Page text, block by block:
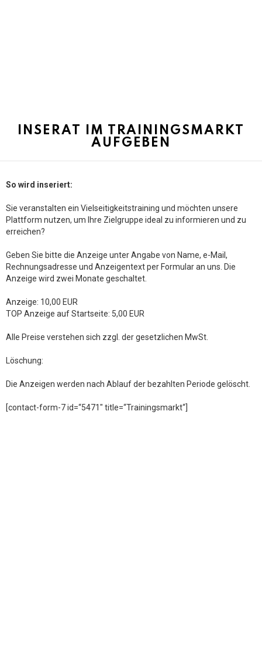
INSERAT IM TRAININGSMARKT
AUFGEBEN
So wird inseriert:
Sie veranstalten ein Vielseitigkeitstraining und möchten unsere
Plattform nutzen, um Ihre Zielgruppe ideal zu informieren und zu
erreichen?
Geben Sie bitte die Anzeige unter Angabe von Name, e-Mail,
Rechnungsadresse und Anzeigentext per Formular an uns. Die
Anzeige wird zwei Monate geschaltet.
Anzeige: 10,00 EUR
TOP Anzeige auf Startseite: 5,00 EUR
Alle Preise verstehen sich zzgl. der gesetzlichen MwSt.
Löschung:
Die Anzeigen werden nach Ablauf der bezahlten Periode gelöscht.
[contact-form-7 id=“5471″ title=“Trainingsmarkt“]